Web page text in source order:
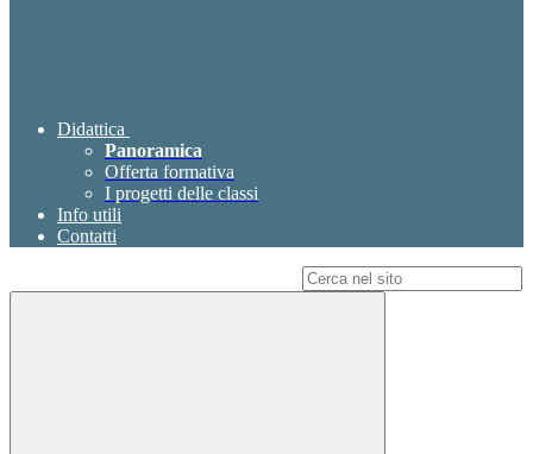
Didattica
Panoramica
Offerta formativa
I progetti delle classi
Info utili
Contatti